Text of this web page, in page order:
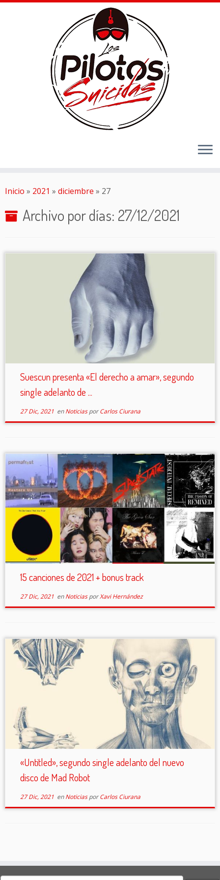
Inicio » 2021 » diciembre » 27
Archivo por días: 27/12/2021
Suescun presenta «El derecho a amar», segundo
single adelanto de ...
27 Dic, 2021enNoticiasporCarlos Ciurana
15 canciones de 2021 + bonus track
27 Dic, 2021enNoticiasporXavi Hernández
«Untitled», segundo single adelanto del nuevo
disco de Mad Robot
27 Dic, 2021enNoticiasporCarlos Ciurana